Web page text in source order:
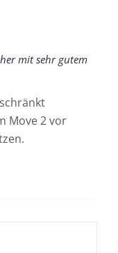
mit sehr gutem
Move 2 vor